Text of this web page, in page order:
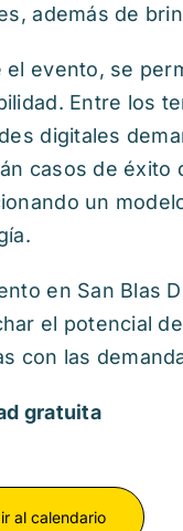
además de
el evento, se
Entre los
digitales
casos de éxito
un
en San Blas
el potencial
con las
gratuita
al calendario